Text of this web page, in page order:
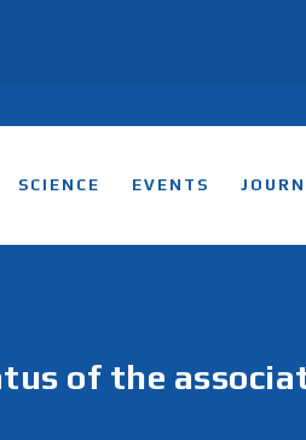
SCIENCE EVENTS
of the